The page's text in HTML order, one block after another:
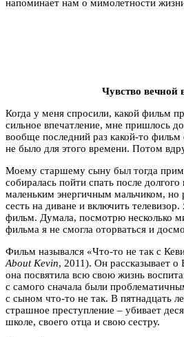
напоминает нам о мимолетности
Чувство вечной
Когда у меня спросили, какой фильм
сильное впечатление, мне пришлось
вообще последний раз какой-то
не было для этого времени. Потом
Моему старшему сыну был тогда
собиралась пойти спать после
маленьким энергичным мальчиком,
сесть на диване и включить
фильм. Думала, посмотрю несколько
фильма я не смогла оторваться и
Фильм назывался «Что-то не так с
About Kevin, 2011). Он рассказывает
она посвятила всю свою жизнь
с самого сначала были
с сыном что-то не так. В пятнадцать
страшное преступление – убивает
школе, своего отца и свою сестру.